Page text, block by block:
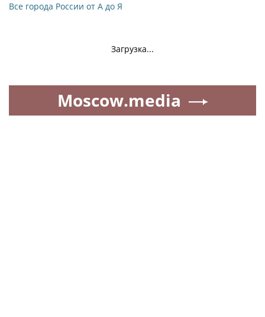
Все города России от А до Я
Загрузка...
Moscow.media